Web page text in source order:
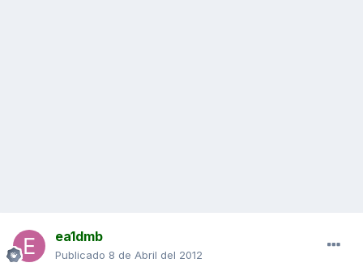
ea1dmb
Publicado 8 de Abril del 2012